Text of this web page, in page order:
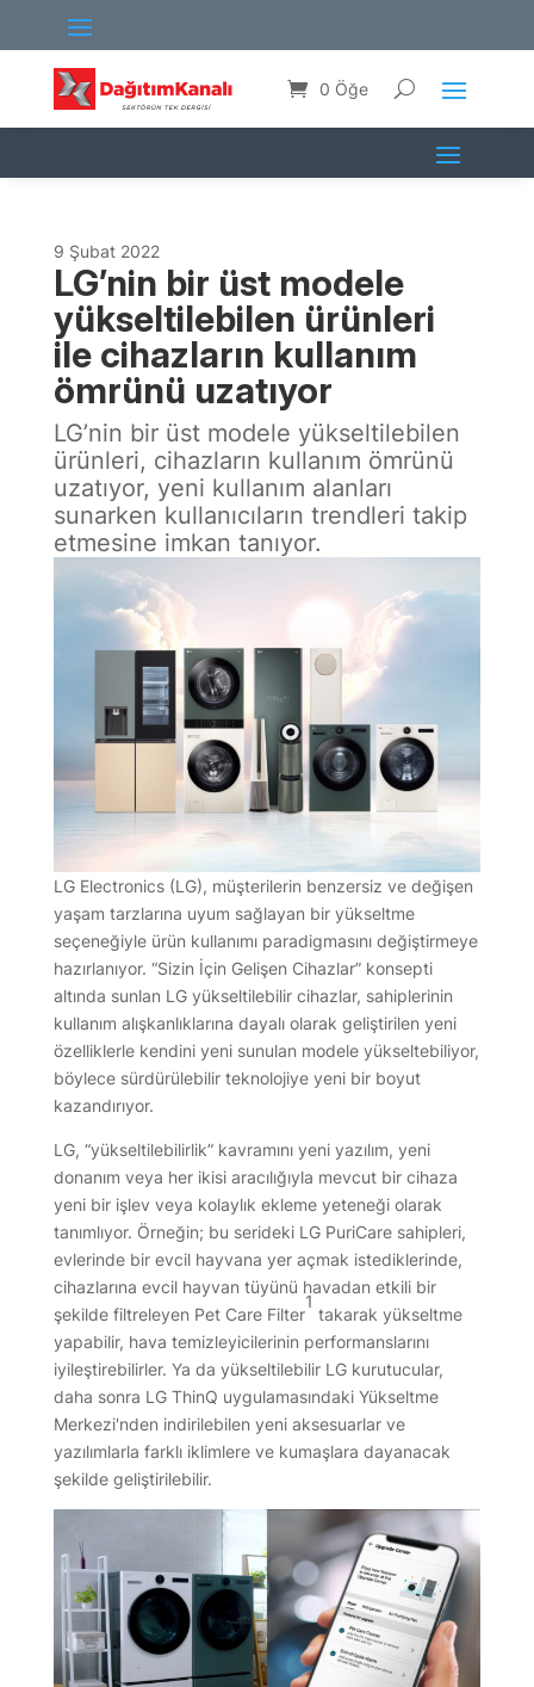
0 Öğe
9 Şubat 2022
LG’nin bir üst modele
yükseltilebilen ürünleri
ile cihazların kullanım
ömrünü uzatıyor
LG’nin bir üst modele yükseltilebilen
ürünleri, cihazların kullanım ömrünü
uzatıyor, yeni kullanım alanları
sunarken kullanıcıların trendleri takip
etmesine imkan tanıyor.
LG Electronics (LG), müşterilerin benzersiz ve değişen
yaşam tarzlarına uyum sağlayan bir yükseltme
seçeneğiyle ürün kullanımı paradigmasını değiştirmeye
hazırlanıyor. “Sizin İçin Gelişen Cihazlar” konsepti
altında sunlan LG yükseltilebilir cihazlar, sahiplerinin
kullanım alışkanlıklarına dayalı olarak geliştirilen yeni
özelliklerle kendini yeni sunulan modele yükseltebiliyor,
böylece sürdürülebilir teknolojiye yeni bir boyut
kazandırıyor.
LG, “yükseltilebilirlik” kavramını yeni yazılım, yeni
donanım veya her ikisi aracılığıyla mevcut bir cihaza
yeni bir işlev veya kolaylık ekleme yeteneği olarak
tanımlıyor. Örneğin; bu serideki LG PuriCare sahipleri,
evlerinde bir evcil hayvana yer açmak istediklerinde,
cihazlarına evcil hayvan tüyünü havadan etkili bir
şekilde filtreleyen Pet Care Filter
1
takarak yükseltme
yapabilir, hava temizleyicilerinin performanslarını
iyileştirebilirler. Ya da yükseltilebilir LG kurutucular,
daha sonra LG ThinQ uygulamasındaki Yükseltme
Merkezi'nden indirilebilen yeni aksesuarlar ve
yazılımlarla farklı iklimlere ve kumaşlara dayanacak
şekilde geliştirilebilir.